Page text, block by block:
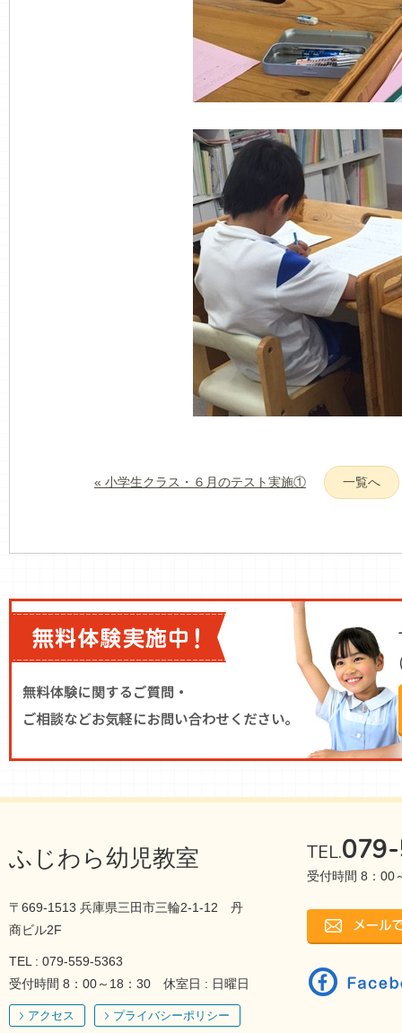
« 小学生クラス・６月のテスト実施① 一覧へ
ふじわら幼児教室
〒669-1513 兵庫県三田市三輪2-1-12 丹
商ビル2F
TEL : 079-559-5363
受付時間 8：00～18：30 休室日 : 日曜日
アクセス プライバシーポリシー
TEL.
受付時間 8：00